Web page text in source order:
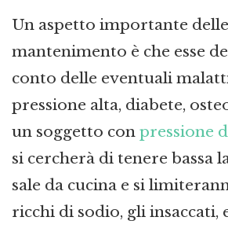
Un aspetto importante
mantenimento è che esse
conto delle eventuali
pressione alta, diabete,
un soggetto con pressione
si cercherà di tenere bassa
sale da cucina e si
ricchi di sodio, gli insaccati,